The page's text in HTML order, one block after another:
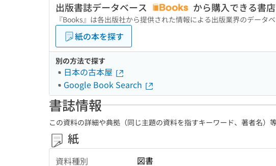
出版書誌データベース から購入できる書
『Books』は各出版社から提供された情報による出版業界のデータ
紙の本を探す
別の方法で探す
日本の古本屋
Google Book Search
書誌情報
この資料の詳細や典拠（同じ主題の資料を指すキーワード、著者名）
紙
資料種別 図書